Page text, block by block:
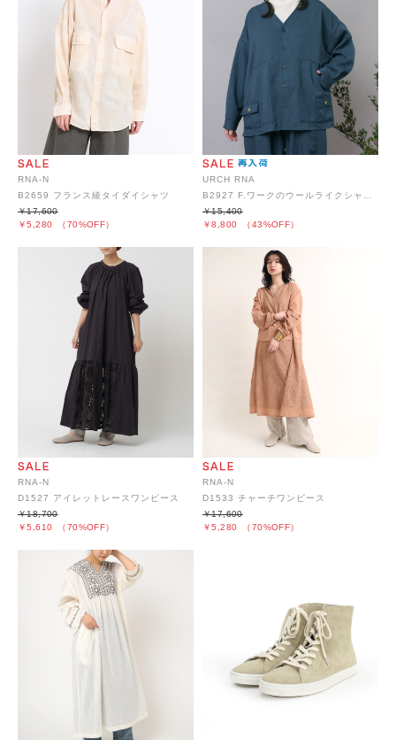
RNA-N
B2659 フランス綾タイダイシャツ
￥5,280 （70%OFF）
￥17,600
URCH RNA
￥8,800 （43%OFF）
￥15,400
RNA-N
D1527 アイレットレースワンピース
￥5,610 （70%OFF）
￥18,700
RNA-N
D1533 チャーチワンピース
￥5,280 （70%OFF）
￥17,600